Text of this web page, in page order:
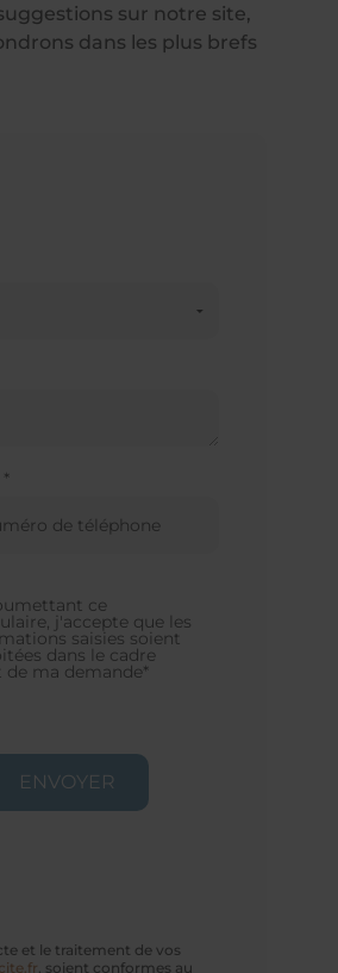
sur notre site,
dans les plus brefs
ce
j'accepte que les
saisies soient
dans le cadre
de ma demande*
et le traitement de vos
, soient conformes au